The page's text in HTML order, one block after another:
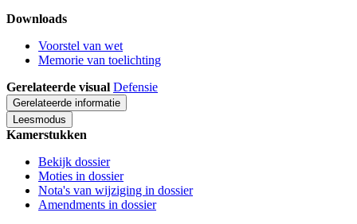
Downloads
Voorstel van wet
Memorie van toelichting
Gerelateerde visual Defensie
Gerelateerde informatie
Leesmodus
Kamerstukken
Bekijk dossier
Moties in dossier
Nota's van wijziging in dossier
Amendments in dossier